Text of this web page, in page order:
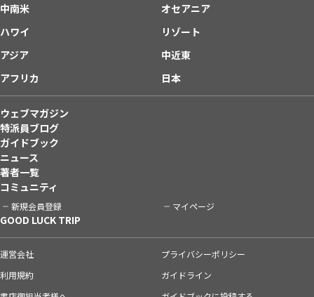
中南米
オセアニア
ハワイ
リゾート
アジア
中近東
アフリカ
日本
ウェブマガジン
特派員ブログ
ガイドブック
ニュース
著者一覧
コミュニティ
新規会員登録 マイページ
GOOD LUCK TRIP
運営会社
プライバシーポリシー
利用規約
ガイドライン